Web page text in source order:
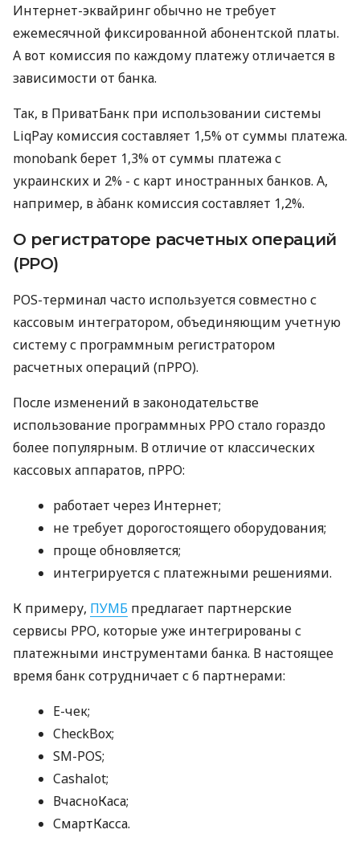
Интернет-эквайринг обычно не требует
ежемесячной фиксированной абонентской платы.
А вот комиссия по каждому платежу отличается в
зависимости от банка.
Так, в ПриватБанк при использовании системы
LiqPay комиссия составляет 1,5% от суммы платежа.
monobank берет 1,3% от суммы платежа с
украинских и 2% - с карт иностранных банков. А,
например, в àбанк комиссия составляет 1,2%.
О регистраторе расчетных операций
(РРО)
POS-терминал часто используется совместно с
кассовым интегратором, объединяющим учетную
систему с программным регистратором
расчетных операций (пРРО).
После изменений в законодательстве
использование программных РРО стало гораздо
более популярным. В отличие от классических
кассовых аппаратов, пРРО:
работает через Интернет;
не требует дорогостоящего оборудования;
проще обновляется;
интегрируется с платежными решениями.
К примеру, ПУМБ предлагает партнерские
сервисы РРО, которые уже интегрированы с
платежными инструментами банка. В настоящее
время банк сотрудничает с 6 партнерами:
E-чек;
CheckBox;
SM-POS;
Cashalot;
ВчасноКаса;
СмартКасса.